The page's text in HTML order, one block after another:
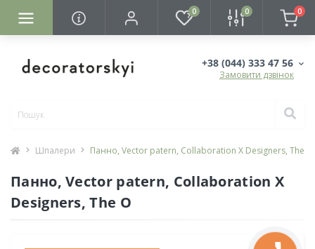
0 0 0
+38 (044) 333 47 56
Замовити дзвінок
Шпалери Панно, Vector patern, Collaboration X Designers, The O
Панно, Vector patern, Collaboration X
Designers, The O